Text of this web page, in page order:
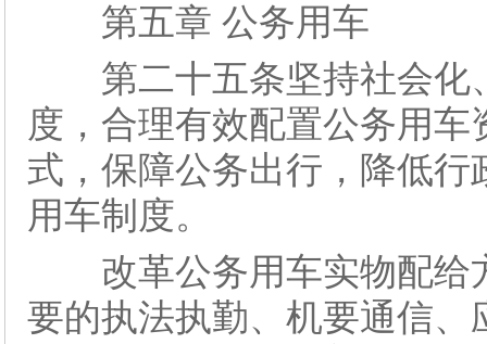
第五章 公务用车
第二十五条坚持社会化
度，合理有效配置公务用
式，保障公务出行，降低
用车制度。
改革公务用车实物配给
要的执法执勤、机要通信